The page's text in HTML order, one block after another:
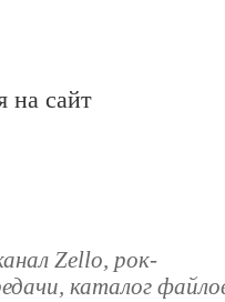
на сайт
Zello, рок-
каталог